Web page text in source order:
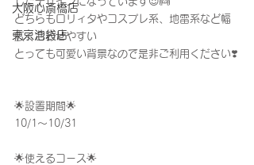
大阪心斎橋店
東京池袋店
どちらもロリィタやコスプレ系、地雷系など幅
広く合わせやすい
とっても可愛い背景なので是非ご利用ください❣️
🌟設置期間🌟
10/1〜10/31
🌟使えるコース🌟